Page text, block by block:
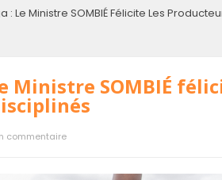
Le Ministre SOMBIÉ Félicite Les
Ministre SOMBIÉ
commentaire